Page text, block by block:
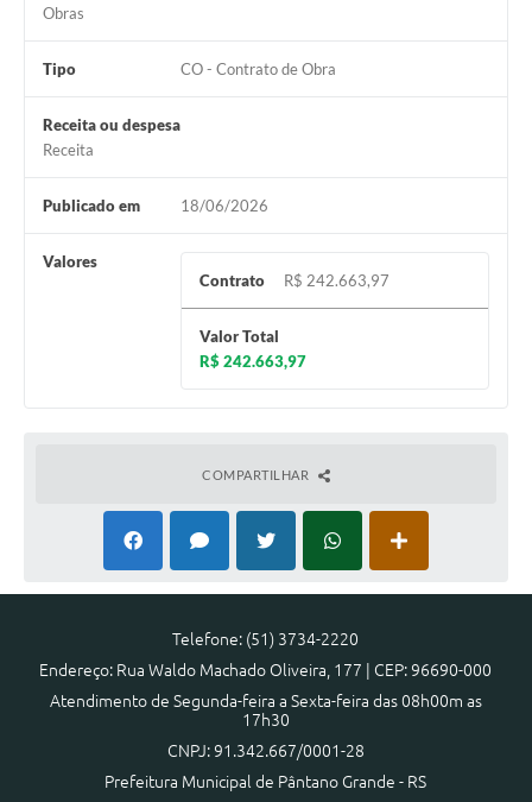
Obras
Tipo CO - Contrato de Obra
Receita ou despesa
Receita
Publicado em 18/06/2026
Valores
Contrato
R$ 242.663,97
Valor Total
R$ 242.663,97
COMPARTILHAR
Telefone: (51) 3734-2220
Endereço: Rua Waldo Machado Oliveira, 177 | CEP: 96690-000
Atendimento de Segunda-feira a Sexta-feira das 08h00m as
17h30
CNPJ: 91.342.667/0001-28
Prefeitura Municipal de Pântano Grande - RS